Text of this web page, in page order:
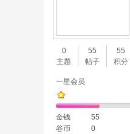
0
主题
55
帖子
55
积分
一星会员
金钱
55
谷币
0